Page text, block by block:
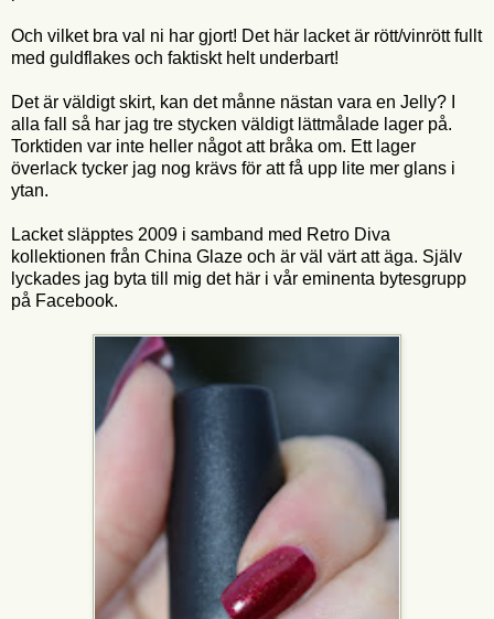
Och vilket bra val ni har gjort! Det här lacket är rött/vinrött fullt
med guldflakes och faktiskt helt underbart!
Det är väldigt skirt, kan det månne nästan vara en Jelly? I
alla fall så har jag tre stycken väldigt lättmålade lager på.
Torktiden var inte heller något att bråka om. Ett lager
överlack tycker jag nog krävs för att få upp lite mer glans i
ytan.
Lacket släpptes 2009 i samband med Retro Diva
kollektionen från China Glaze och är väl värt att äga. Själv
lyckades jag byta till mig det här i vår eminenta bytesgrupp
på Facebook.